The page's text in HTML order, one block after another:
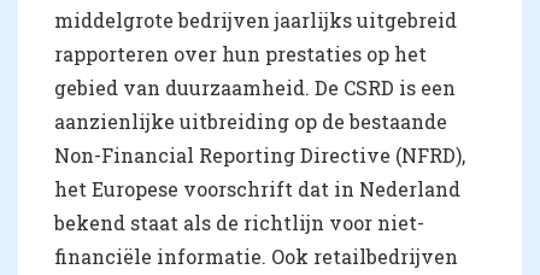
middelgrote bedrijven jaarlijks uitgebreid
rapporteren over hun prestaties op het
gebied van duurzaamheid. De CSRD is een
aanzienlijke uitbreiding op de bestaande
Non-Financial Reporting Directive (NFRD),
het Europese voorschrift dat in Nederland
bekend staat als de richtlijn voor niet-
financiële informatie. Ook retailbedrijven